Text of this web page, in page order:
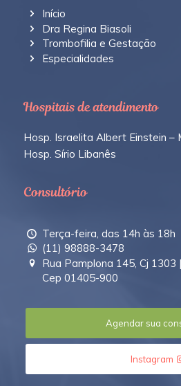
Início
Dra Regina Biasoli
Trombofilia e Gestação
Especialidades
Hospitais de atendimento
Hosp. Israelita Albert Einstein –
Hosp. Sírio Libanês
Consultório
Terça-feira, das 14h às 18h
(11) 98888-3478
Rua Pamplona 145, Cj 1303
Cep 01405-900
Agendar sua
Instagram